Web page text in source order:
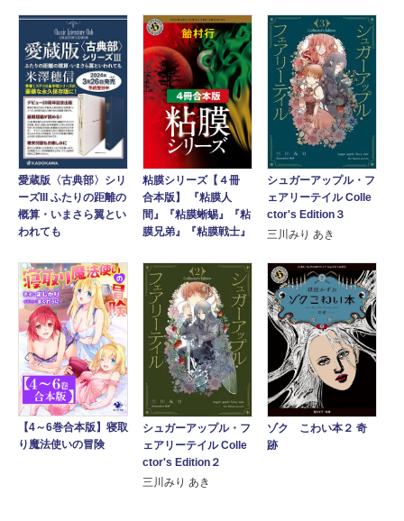
愛蔵版〈古典部〉シリ
ーズIII ふたりの距離の
概算・いまさら翼とい
われても
粘膜シリーズ【４冊
合本版】 『粘膜人
間』『粘膜蜥蜴』『粘
膜兄弟』『粘膜戦士』
シュガーアップル・フ
ェアリーテイル Colle
ctor's Edition３
三川みり あき
【4～6巻合本版】寝取
り魔法使いの冒険
シュガーアップル・フ
ェアリーテイル Colle
ctor's Edition２
三川みり あき
ゾク こわい本２ 奇
跡